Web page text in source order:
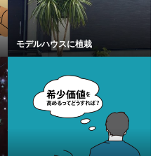
モデルハウスに植栽